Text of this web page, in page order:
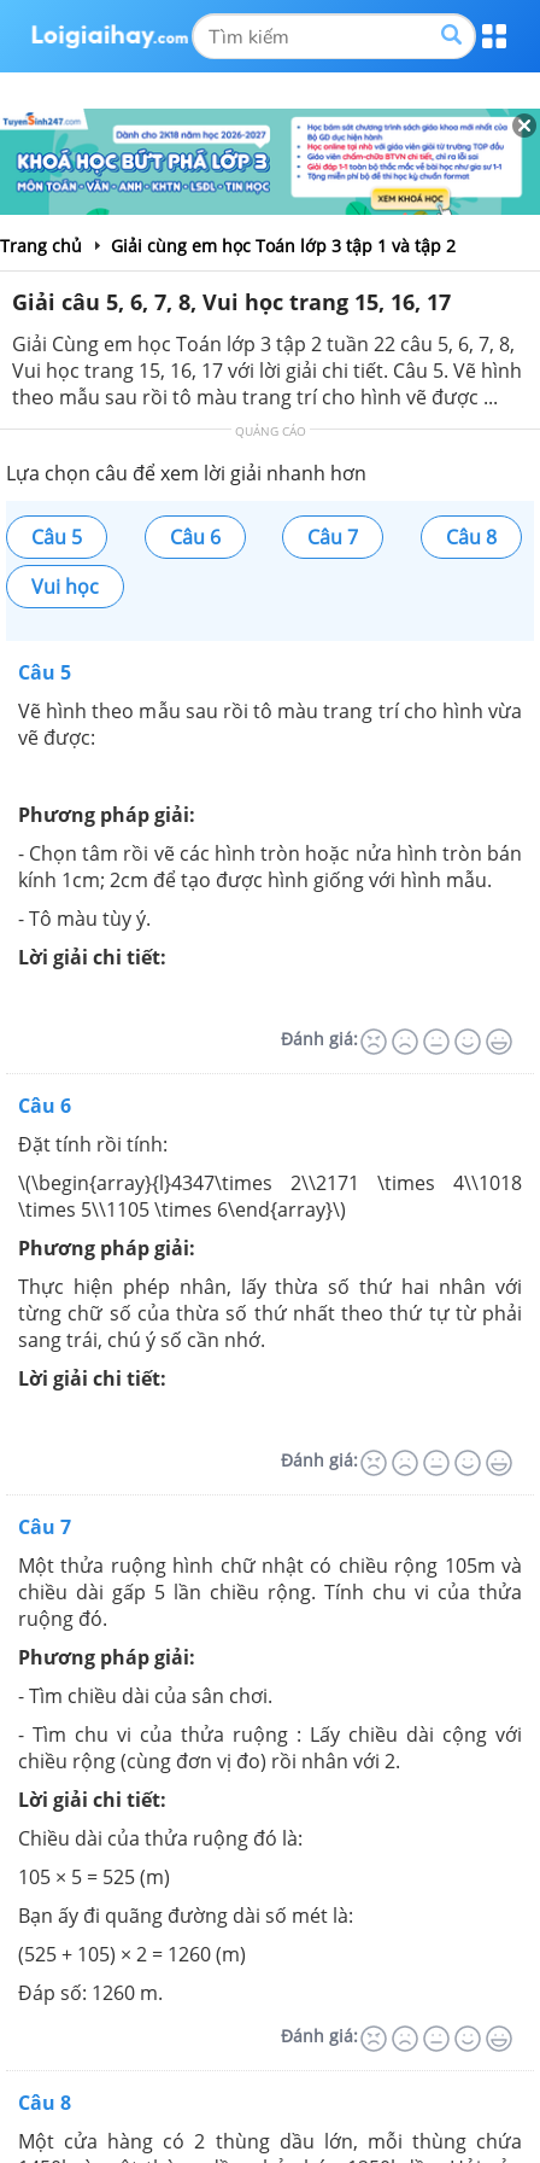
Trang chủ Giải cùng em học Toán lớp 3 tập 1 và tập 2
Giải câu 5, 6, 7, 8, Vui học trang 15, 16, 17
Giải Cùng em học Toán lớp 3 tập 2 tuần 22 câu 5, 6, 7, 8,
Vui học trang 15, 16, 17 với lời giải chi tiết. Câu 5. Vẽ hình
theo mẫu sau rồi tô màu trang trí cho hình vẽ được ...
QUẢNG CÁO
Lựa chọn câu để xem lời giải nhanh hơn
Câu 5 Câu 6 Câu 7
Câu 8
Vui học
Câu 5
Vẽ hình theo mẫu sau rồi tô màu trang trí cho hình vừa
vẽ được:
Phương pháp giải:
- Chọn tâm rồi vẽ các hình tròn hoặc nửa hình tròn bán
kính 1cm; 2cm để tạo được hình giống với hình mẫu.
- Tô màu tùy ý.
Lời giải chi tiết:
Đánh giá:
Câu 6
Đặt tính rồi tính:
\(\begin{array}{l}4347\times 2\\2171 \times 4\\1018
\times 5\\1105 \times 6\end{array}\)
Phương pháp giải:
Thực hiện phép nhân, lấy thừa số thứ hai nhân với
từng chữ số của thừa số thứ nhất theo thứ tự từ phải
sang trái, chú ý số cần nhớ.
Lời giải chi tiết:
Đánh giá:
Câu 7
Một thửa ruộng hình chữ nhật có chiều rộng 105m và
chiều dài gấp 5 lần chiều rộng. Tính chu vi của thửa
ruộng đó.
Phương pháp giải:
- Tìm chiều dài của sân chơi.
- Tìm chu vi của thửa ruộng : Lấy chiều dài cộng với
chiều rộng (cùng đơn vị đo) rồi nhân với 2.
Lời giải chi tiết:
Chiều dài của thửa ruộng đó là:
105 × 5 = 525 (m)
Bạn ấy đi quãng đường dài số mét là:
(525 + 105) × 2 = 1260 (m)
Đáp số: 1260 m.
Đánh giá:
Câu 8
Một cửa hàng có 2 thùng dầu lớn, mỗi thùng chứa